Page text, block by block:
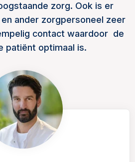
zorg. Ook is er
ander zorgpersoneel zeer
contact waardoor de
patiënt optimaal is.